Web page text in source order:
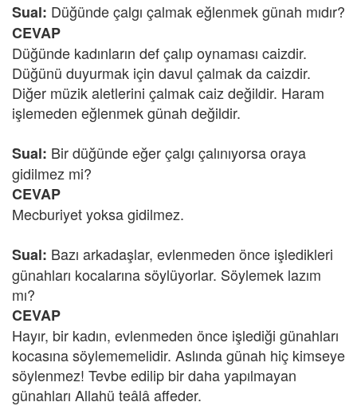
Sual: Düğünde çalgı çalmak eğlenmek günah mıdır?
CEVAP
Düğünde kadınların def çalıp oynaması caizdir.
Düğünü duyurmak için davul çalmak da caizdir.
Diğer müzik aletlerini çalmak caiz değildir. Haram
işlemeden eğlenmek günah değildir.
Sual: Bir düğünde eğer çalgı çalınıyorsa oraya
gidilmez mi?
CEVAP
Mecburiyet yoksa gidilmez.
Sual: Bazı arkadaşlar, evlenmeden önce işledikleri
günahları kocalarına söylüyorlar. Söylemek lazım
mı?
CEVAP
Hayır, bir kadın, evlenmeden önce işlediği günahları
kocasına söylememelidir. Aslında günah hiç kimseye
söylenmez! Tevbe edilip bir daha yapılmayan
günahları Allahü teâlâ affeder.